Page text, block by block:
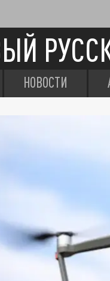
НОВОСТИ